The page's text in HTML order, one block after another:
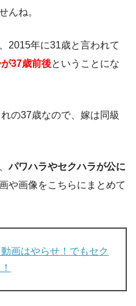
んね。
2015年に31歳と言われて
37歳前後ということにな
の37歳なので、嫁は同級
パワハラやセクハラが公に
や画像をこちらにまとめて
画はやらせ！でもセク